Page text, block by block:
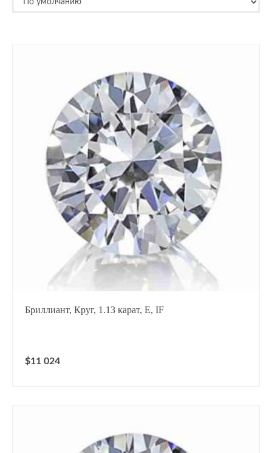
Бриллиант, Круг, 1.13 карат, E, IF
$11 024